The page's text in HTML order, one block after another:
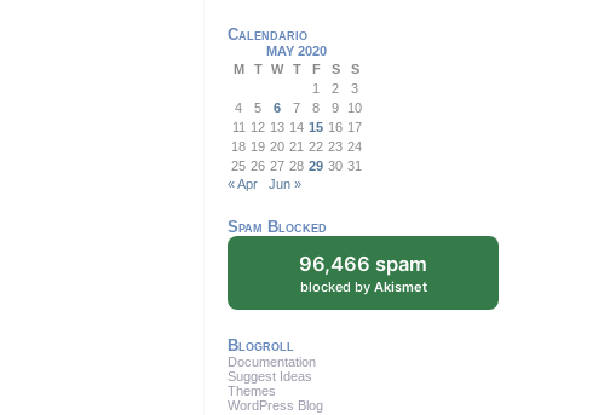
Calendario
MAY 2020
M
T W T F S
S
1
2
3
4
5 6 7 8 9
10
11 12 13 14 15 16 17
18 19 20 21 22 23 24
25 26 27 28 29 30 31
« Apr
Jun »
Spam Blocked
96,466 spam
blocked by Akismet
Blogroll
Documentation
Suggest Ideas
Themes
WordPress Blog